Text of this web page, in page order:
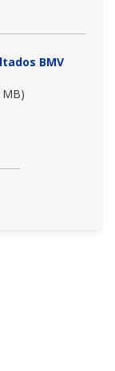
BMV
MB)